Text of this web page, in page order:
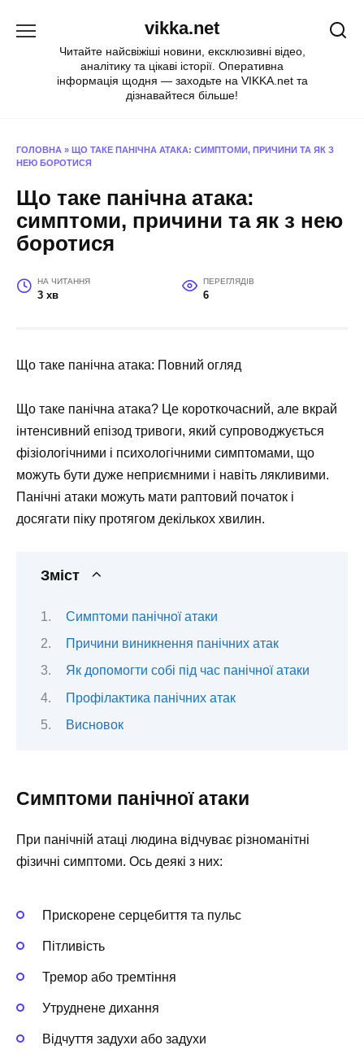
vikka.net
Читайте найсвіжіші новини, ексклюзивні відео,
аналітику та цікаві історії. Оперативна
інформація щодня — заходьте на VIKKA.net та
дізнавайтеся більше!
ГОЛОВНА » ЩО ТАКЕ ПАНІЧНА АТАКА: СИМПТОМИ, ПРИЧИНИ ТА ЯК З
НЕЮ БОРОТИСЯ
Що таке панічна атака:
симптоми, причини та як з нею
боротися
НА ЧИТАННЯ
3 хв
ПЕРЕГЛЯДІВ
6
Що таке панічна атака: Повний огляд
Що таке панічна атака? Це короткочасний, але вкрай
інтенсивний епізод тривоги, який супроводжується
фізіологічними і психологічними симптомами, що
можуть бути дуже неприємними і навіть лякливими.
Панічні атаки можуть мати раптовий початок і
досягати піку протягом декількох хвилин.
Зміст
Симптоми панічної атаки
Причини виникнення панічних атак
Як допомогти собі під час панічної атаки
Профілактика панічних атак
Висновок
Симптоми панічної атаки
При панічній атаці людина відчуває різноманітні
фізичні симптоми. Ось деякі з них:
Прискорене серцебиття та пульс
Пітливість
Тремор або тремтіння
Утруднене дихання
Відчуття задухи або задухи